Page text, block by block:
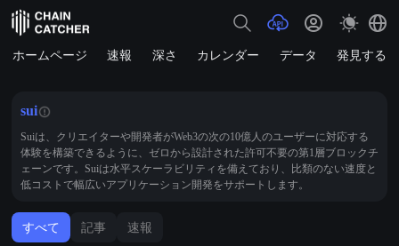
ホームページ 速報 深さ カレンダー データ 発見する
sui
Suiは、クリエイターや開発者がWeb3の次の10億人のユーザーに対応する
体験を構築できるように、ゼロから設計された許可不要の第1層ブロックチ
ェーンです。Suiは水平スケーラビリティを備えており、比類のない速度と
低コストで幅広いアプリケーション開発をサポートします。
すべて 記事 速報